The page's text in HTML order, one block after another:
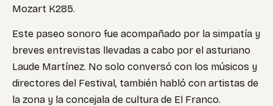
Mozart K285.
Este paseo sonoro fue acompañado por la simpatía y
breves entrevistas llevadas a cabo por el asturiano
Laude Martínez. No solo conversó con los músicos y
directores del Festival, también habló con artistas de
la zona y la concejala de cultura de El Franco.